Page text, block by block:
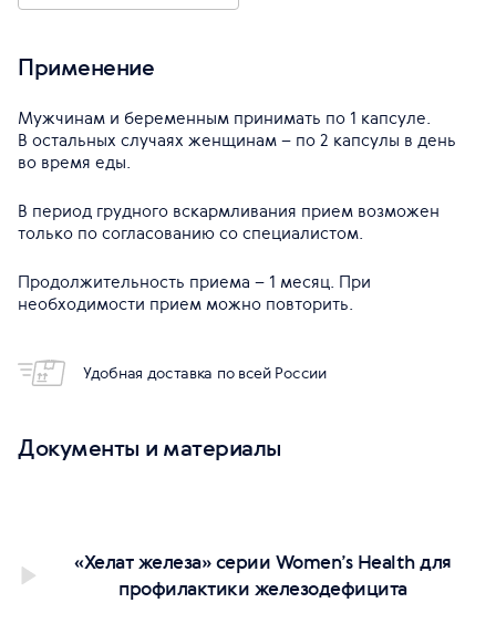
Применение
Мужчинам и беременным принимать по 1 капсуле.
В остальных случаях женщинам – по 2 капсулы в день
во время еды.
В период грудного вскармливания прием возможен
только по согласованию со специалистом.
Продолжительность приема – 1 месяц. При
необходимости прием можно повторить.
Удобная доставка по всей России
Документы и материалы
«Хелат железа» серии Women’s Health для
профилактики железодефицита